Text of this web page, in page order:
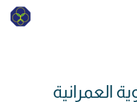
العمرانية